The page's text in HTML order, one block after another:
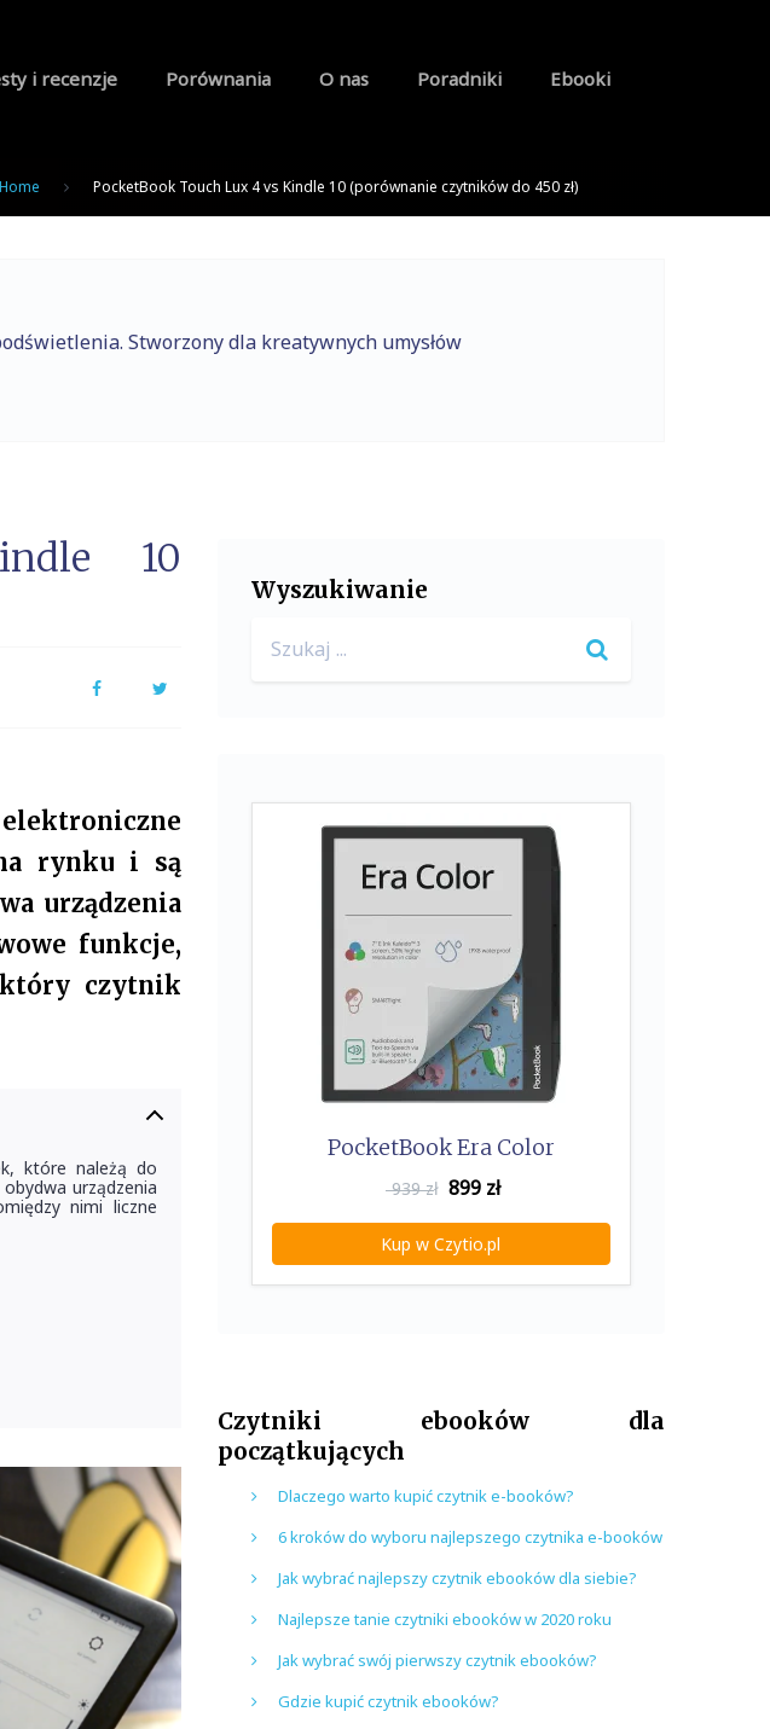
i recenzje Porównania O nas Poradniki Ebooki
Home PocketBook Touch Lux 4 vs Kindle 10 (porównanie czytników do 450 zł)
Stworzony dla kreatywnych umysłów
10
FacebookTwitter
rynku i są
urządzenia
funkcje,
czytnik
które należą do
urządzenia
nimi liczne
Wyszukiwanie
for:
PocketBook Era Color
939 zł 899zł
Kup w Czytio.pl
Czytniki ebooków dla
początkujących
Dlaczego warto kupić czytnik e-booków?
6 kroków do wyboru najlepszego czytnika e-booków
Jak wybrać najlepszy czytnik ebooków dla siebie?
Najlepsze tanie czytniki ebooków w 2020 roku
Jak wybrać swój pierwszy czytnik ebooków?
Gdzie kupić czytnik ebooków?